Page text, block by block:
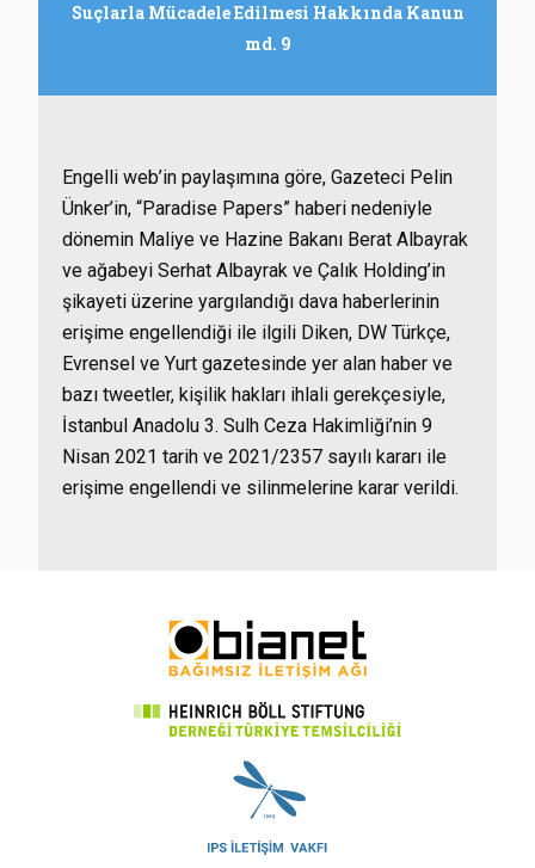
Suçlarla Mücadele Edilmesi Hakkında Kanun
md. 9
Engelli web’in paylaşımına göre, Gazeteci Pelin
Ünker’in, “Paradise Papers” haberi nedeniyle
dönemin Maliye ve Hazine Bakanı Berat Albayrak
ve ağabeyi Serhat Albayrak ve Çalık Holding’in
şikayeti üzerine yargılandığı dava haberlerinin
erişime engellendiği ile ilgili Diken, DW Türkçe,
Evrensel ve Yurt gazetesinde yer alan haber ve
bazı tweetler, kişilik hakları ihlali gerekçesiyle,
İstanbul Anadolu 3. Sulh Ceza Hakimliği’nin 9
Nisan 2021 tarih ve 2021/2357 sayılı kararı ile
erişime engellendi ve silinmelerine karar verildi.